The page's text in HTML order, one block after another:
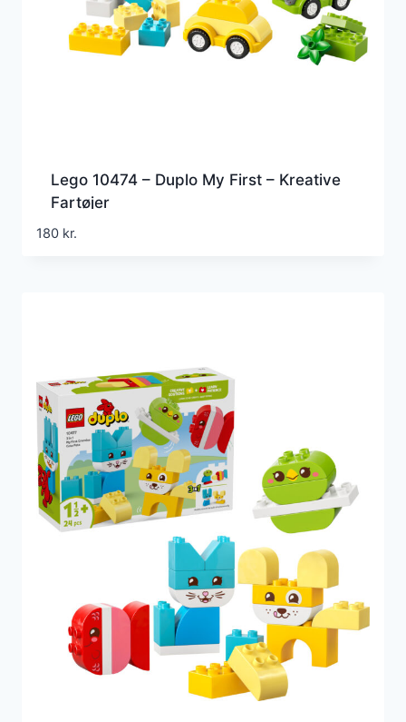
Lego 10474 – Duplo My First – Kreative
Fartøjer
180 kr.